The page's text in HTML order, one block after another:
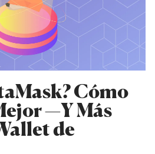
Cómo
—Y Más
de